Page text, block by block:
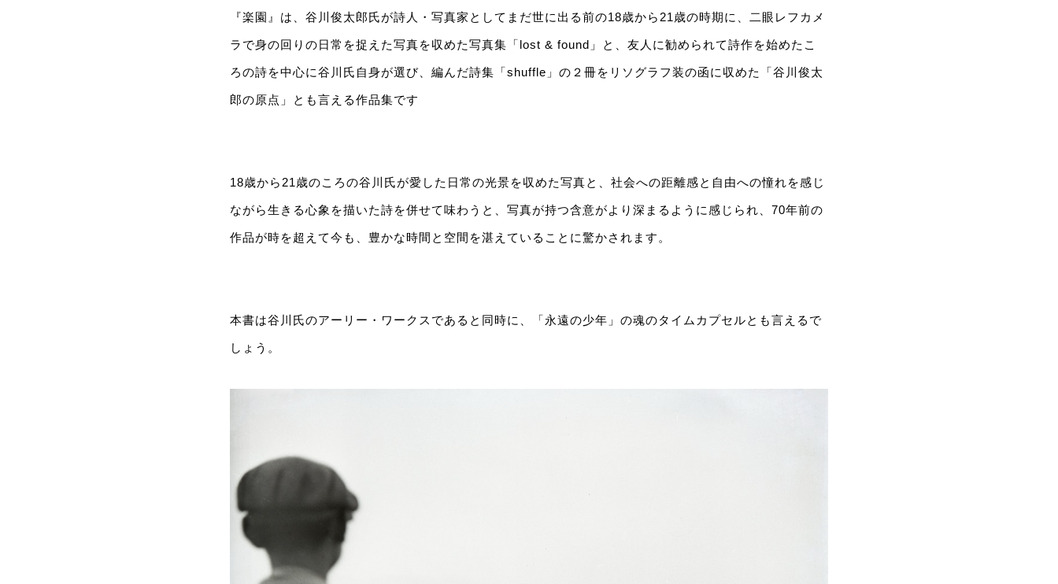
『楽園』は、谷川俊太郎氏が詩人・写真家としてまだ世に出る前の18歳から21歳の時期に、二眼レフカメ
ラで身の回りの日常を捉えた写真を収めた写真集「lost & found」と、友人に勧められて詩作を始めたこ
ろの詩を中心に谷川氏自身が選び、編んだ詩集「shuffle」の２冊をリソグラフ装の函に収めた「谷川俊太
郎の原点」とも言える作品集です
18歳から21歳のころの谷川氏が愛した日常の光景を収めた写真と、社会への距離感と自由への憧れを感じ
ながら生きる心象を描いた詩を併せて味わうと、写真が持つ含意がより深まるように感じられ、70年前の
作品が時を超えて今も、豊かな時間と空間を湛えていることに驚かされます。
本書は谷川氏のアーリー・ワークスであると同時に、「永遠の少年」の魂のタイムカプセルとも言えるで
しょう。